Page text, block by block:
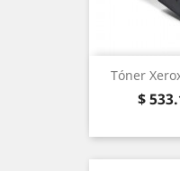
Tóner
Precio
$